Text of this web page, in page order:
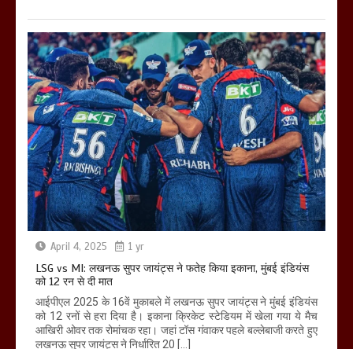
April 4, 2025 1 yr
LSG vs MI: लखनऊ सुपर जायंट्स ने फतेह किया इकाना, मुंबई इंडियंस
को 12 रन से दी मात
आईपीएल 2025 के 16वें मुकाबले में लखनऊ सुपर जायंट्स ने मुंबई इंडियंस
को 12 रनों से हरा दिया है। इकाना क्रिकेट स्टेडियम में खेला गया ये मैच
आखिरी ओवर तक रोमांचक रहा। जहां टॉस गंवाकर पहले बल्लेबाजी करते हुए
लखनऊ सुपर जायंट्स ने निर्धारित 20 […]